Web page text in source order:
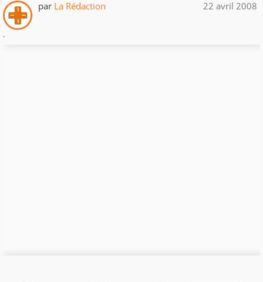
par La Rédaction 22 avril 2008
.